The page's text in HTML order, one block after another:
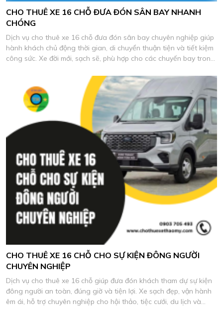
CHO THUÊ XE 16 CHỖ ĐƯA ĐÓN SÂN BAY NHANH
CHÓNG
Dịch vụ cho thuê xe 16 chỗ đưa đón sân bay chuyên nghiệp giúp
hành khách chủ động thời gian, di chuyển thuận tiện và tiết kiệm
công sức. Xe đời mới, sạch sẽ, phù hợp cho các chuyến bay trong
CHO THUÊ XE 16 CHỖ CHO SỰ KIỆN ĐÔNG NGƯỜI
CHUYÊN NGHIỆP
Dịch vụ cho thuê xe 16 chỗ giúp đưa đón khách tham dự sự kiện
đông người an toàn, đúng giờ và tiện lợi. Xe sạch đẹp, vận hành
êm ái, hỗ trợ chuyên nghiệp cho hội thảo, tiệc cưới, du lịch và